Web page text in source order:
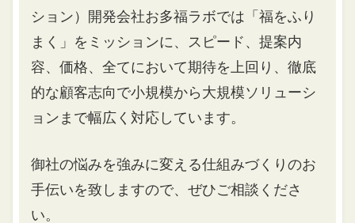
ション）開発会社お多福ラボでは「福をふり
まく」をミッションに、スピード、提案内
容、価格、全てにおいて期待を上回り、徹底
的な顧客志向で小規模から大規模ソリューシ
ョンまで幅広く対応しています。
御社の悩みを強みに変える仕組みづくりのお
手伝いを致しますので、ぜひご相談くださ
い。